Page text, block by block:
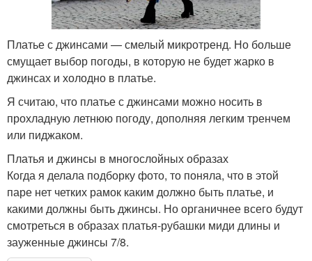
Платье с джинсами — смелый микротренд. Но больше
смущает выбор погоды, в которую не будет жарко в
джинсах и холодно в платье.
Я считаю, что платье с джинсами можно носить в
прохладную летнюю погоду, дополняя легким тренчем
или пиджаком.
Платья и джинсы в многослойных образах
Когда я делала подборку фото, то поняла, что в этой
паре нет четких рамок каким должно быть платье, и
какими должны быть джинсы. Но органичнее всего будут
смотреться в образах платья-рубашки миди длины и
зауженные джинсы 7/8.